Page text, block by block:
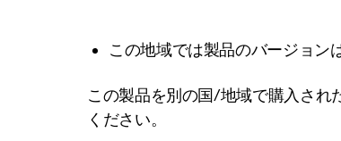
この地域では製品のバージョン
この製品を別の国/地域で購入され
ください。